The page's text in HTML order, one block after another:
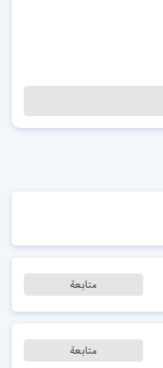
متابعة
متابعة